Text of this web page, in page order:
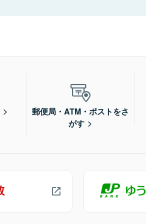
郵便局・ATM・ポストをさ
がす